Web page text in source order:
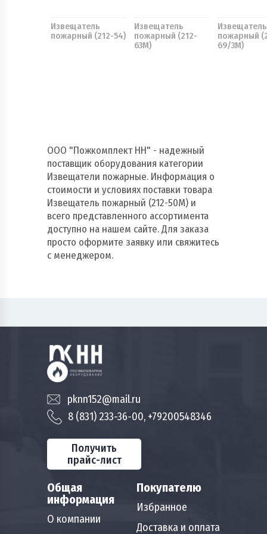
Извещатель
пожарный (212-54)
Извещатель
пожарный (212-
63М)
Извещатель
пожарный
69/3М)
ООО "Пожкомплект НН" - надежный
поставщик оборудования категории
Извещатели пожарные. Информация о
стоимости и условиях поставки товара
Извещатель пожарный (212-50М) и
всего представленного ассортимента
доступно на нашем сайте. Для заказа
просто оформите заявку или свяжитесь
с менеджером.
Общая
информация
О компании
Покупателю
Избранное
Доставка и оплата
pknn152@mail.ru
8 (831) 233-36-00, +79200548346
Получить
прайс-лист